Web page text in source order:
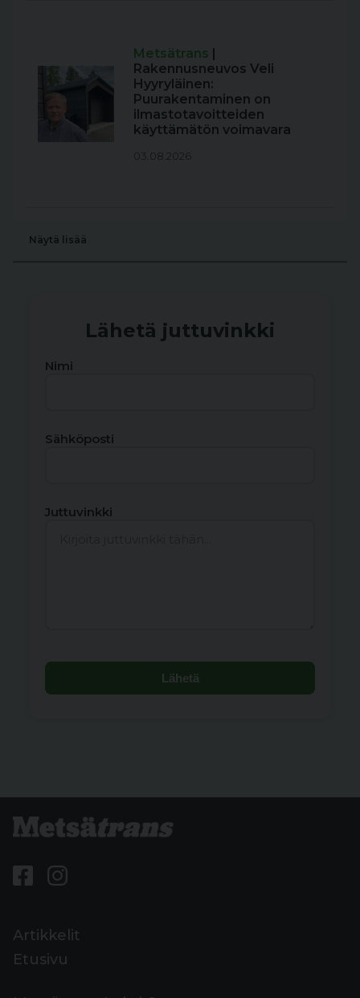
Metsätrans
Rakennusneuvos Veli
Hyyryläinen:
Puurakentaminen on
ilmastotavoitteiden
käyttämätön voimavara
03.08.2026
Näytä lisää
Lähetä juttuvinkki
Nimi
Sähköposti
Juttuvinkki
Lähetä
Artikkelit
Etusivu